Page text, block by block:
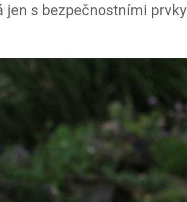
jen s bezpečnostními prvky